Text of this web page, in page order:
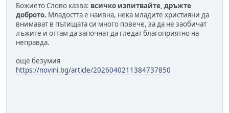
Божието Слово казва: всичко изпитвайте, дръжте
доброто. Младостта е наивна, нека младите християни да
внимават в пътищата си много повече, за да не заобичат
лъжите и оттам да започнат да гледат благоприятно на
неправда.
още безумия
https://novini.bg/article/2026040211384737850